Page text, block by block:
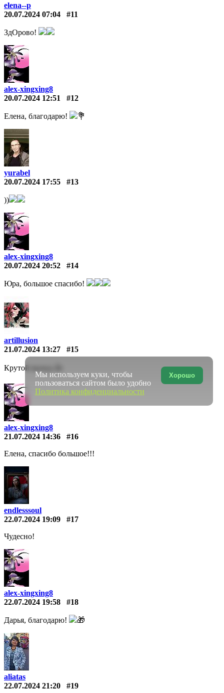
elena--p
20.07.2024 07:04
#11
ЗдОрово!
alex-xingxing8
20.07.2024 12:51
#12
Елена, благодарю! 💐
yurabel
20.07.2024 17:55
#13
))
alex-xingxing8
20.07.2024 20:52
#14
Юра, большое спасибо!
artillusion
21.07.2024 13:27
#15
Крутой выход 👍
alex-xingxing8
21.07.2024 14:36
#16
Елена, спасибо большое!!!
endlesssoul
22.07.2024 19:09
#17
Чудесно!
alex-xingxing8
22.07.2024 19:58
#18
Дарья, благодарю! 🎁
aliatas
22.07.2024 21:20
#19
Хорошо
Мы используем куки, чтобы
пользоваться сайтом было удобно
Политика конфиденциальности